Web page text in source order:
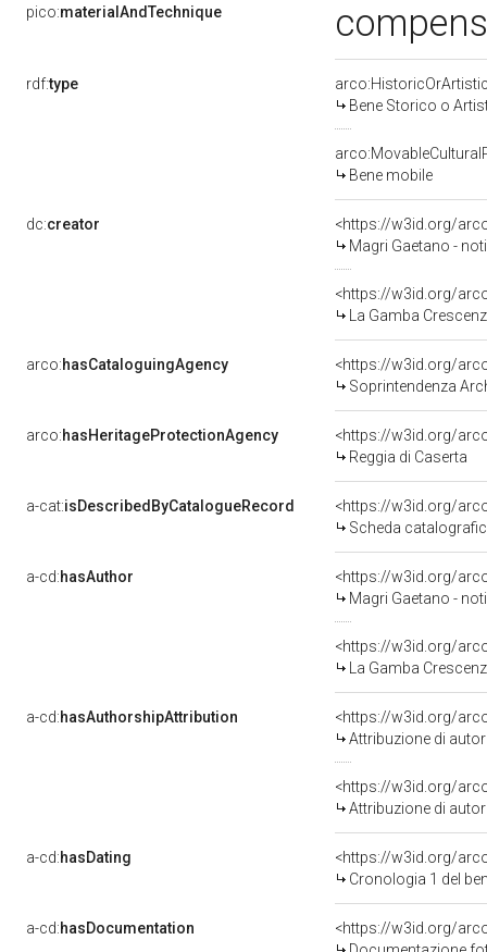
pico:materialAndTechnique
rdf:type
Bene Storico o
Bene mobile
dc:creator
<https://w3id.org/
Magri Gaetano -
<https://w3id.org/
La Gamba
arco:hasCataloguingAgency
<https://w3id.org/
Soprintendenza
arco:hasHeritageProtectionAgency
<https://w3id.org/
Reggia di Caserta
a-cat:isDescribedByCatalogueRecord
<https://w3id.org/
Scheda
a-cd:hasAuthor
<https://w3id.org/
Magri Gaetano -
<https://w3id.org/
La Gamba
a-cd:hasAuthorshipAttribution
<https://w3id.org/
Attribuzione di
<https://w3id.org/
Attribuzione di
a-cd:hasDating
<https://w3id.org/
Cronologia 1 del
a-cd:hasDocumentation